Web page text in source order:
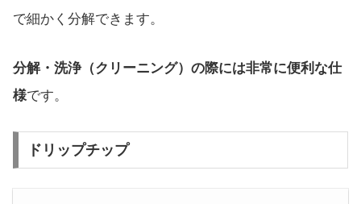
で細かく分解できます。
分解・洗浄（クリーニング）の際には非常に便利な仕
様です。
ドリップチップ